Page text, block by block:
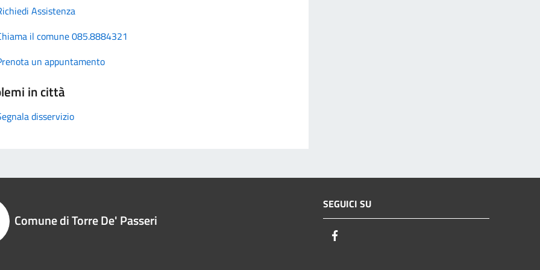
Assistenza
il comune 085.8884321
un appuntamento
in città
disservizio
Comune di Torre De' Passeri
SEGUICI SU